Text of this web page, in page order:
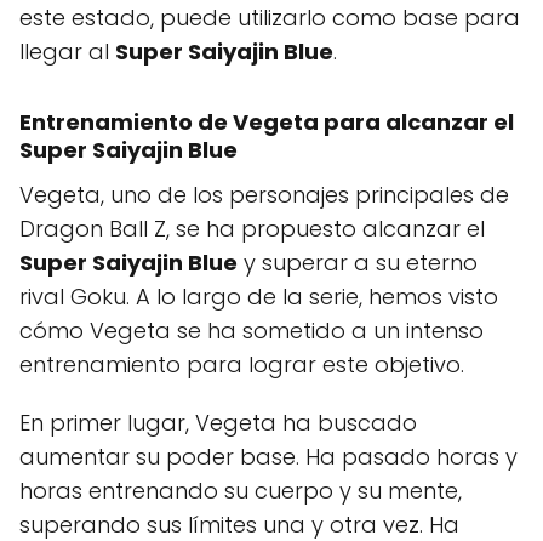
este estado, puede utilizarlo como base para
llegar al Super Saiyajin Blue.
Entrenamiento de Vegeta para alcanzar el
Super Saiyajin Blue
Vegeta, uno de los personajes principales de
Dragon Ball Z, se ha propuesto alcanzar el
Super Saiyajin Blue y superar a su eterno
rival Goku. A lo largo de la serie, hemos visto
cómo Vegeta se ha sometido a un intenso
entrenamiento para lograr este objetivo.
En primer lugar, Vegeta ha buscado
aumentar su poder base. Ha pasado horas y
horas entrenando su cuerpo y su mente,
superando sus límites una y otra vez. Ha